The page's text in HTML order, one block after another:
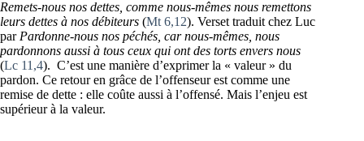
Remets-nous nos dettes, comme nous-mêmes nous remettons
leurs dettes à nos débiteurs (Mt 6,12). Verset traduit chez Luc
par Pardonne-nous nos péchés, car nous-mêmes, nous
pardonnons aussi à tous ceux qui ont des torts envers nous
(Lc 11,4). C’est une manière d’exprimer la « valeur » du
pardon. Ce retour en grâce de l’offenseur est comme une
remise de dette : elle coûte aussi à l’offensé. Mais l’enjeu est
supérieur à la valeur.